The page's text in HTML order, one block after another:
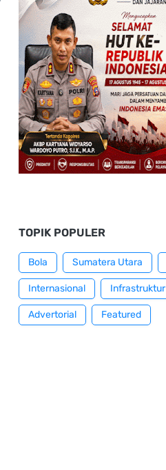
TOPIK POPULER
Bola Sumatera Utara
Internasional Infrastruktur
Advertorial Featured